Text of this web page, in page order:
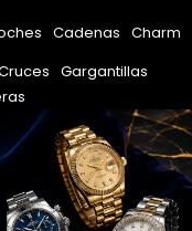
Cadenas Charm
Gargantillas